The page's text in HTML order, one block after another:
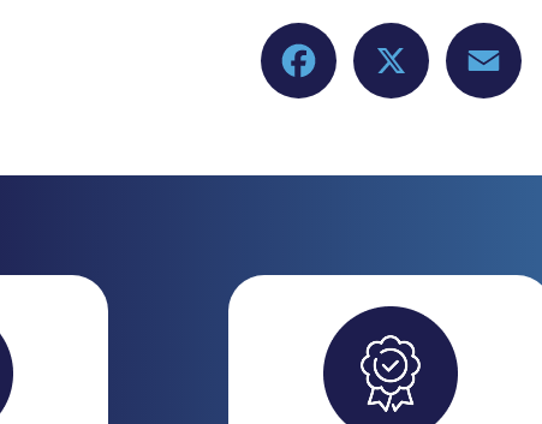
Facebook